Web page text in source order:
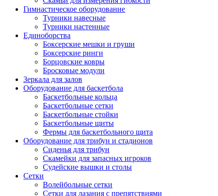
Гимнастическое оборудование
Турники навесные
Турники настенные
Единоборства
Боксерские мешки и груши
Боксерские ринги
Борцовские ковры
Бросковые модули
Зеркала для залов
Оборудование для баскетбола
Баскетбольные кольца
Баскетбольные сетки
Баскетбольные стойки
Баскетбольные щиты
Фермы для баскетбольного щита
Оборудование для трибун и стадионов
Сиденья для трибун
Скамейки для запасных игроков
Судейские вышки и столы
Сетки
Волейбольные сетки
Сетки для лазания с препятствиями